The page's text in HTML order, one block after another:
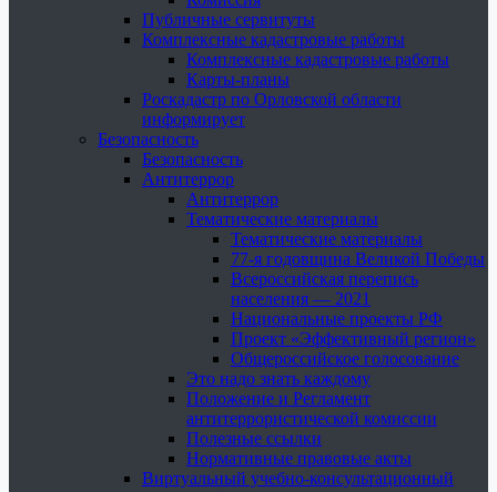
Публичные сервитуты
Комплексные кадастровые работы
Комплексные кадастровые работы
Карты-планы
Роскадастр по Орловской области
информирует
Безопасность
Безопасность
Антитеррор
Антитеррор
Тематические материалы
Тематические материалы
77-я годовщина Великой Победы
Всероссийская перепись
населения — 2021
Национальные проекты РФ
Проект «Эффективный регион»
Общероссийское голосование
Это надо знать каждому
Положение и Регламент
антитеррористической комиссии
Полезные ссылки
Нормативные правовые акты
Виртуальный учебно-консультационный